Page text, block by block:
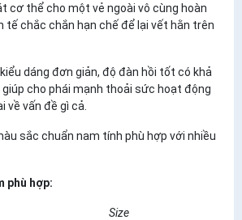
cơ thể cho một vẻ ngoài vô cùng hoàn
tế chắc chắn hạn chế để lại vết hằn trên
dáng đơn giản, độ đàn hồi tốt có khả
giúp cho phái mạnh thoải sức hoạt động
về vấn đề gì cả.
sắc chuẩn nam tính phù hợp với nhiều
phù hợp:
Size